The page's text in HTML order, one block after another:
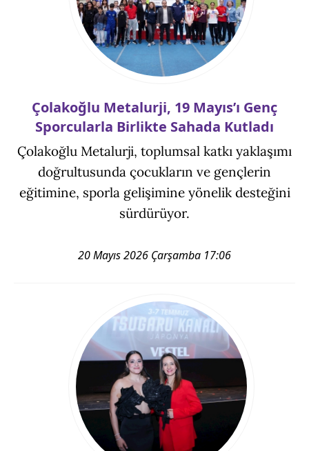
Çolakoğlu Metalurji, 19 Mayıs’ı Genç
Sporcularla Birlikte Sahada Kutladı
Çolakoğlu Metalurji, toplumsal katkı yaklaşımı
doğrultusunda çocukların ve gençlerin
eğitimine, sporla gelişimine yönelik desteğini
sürdürüyor.
20 Mayıs 2026 Çarşamba 17:06